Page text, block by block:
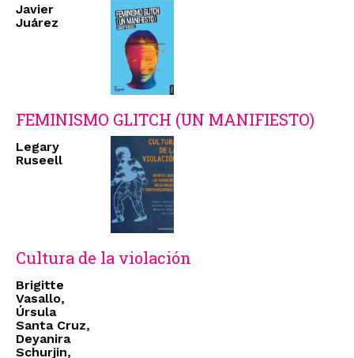
Javier
Juárez
FEMINISMO GLITCH (UN MANIFIESTO)
Legary
Ruseell
Cultura de la violación
Brigitte
Vasallo,
Úrsula
Santa Cruz,
Deyanira
Schurjin,